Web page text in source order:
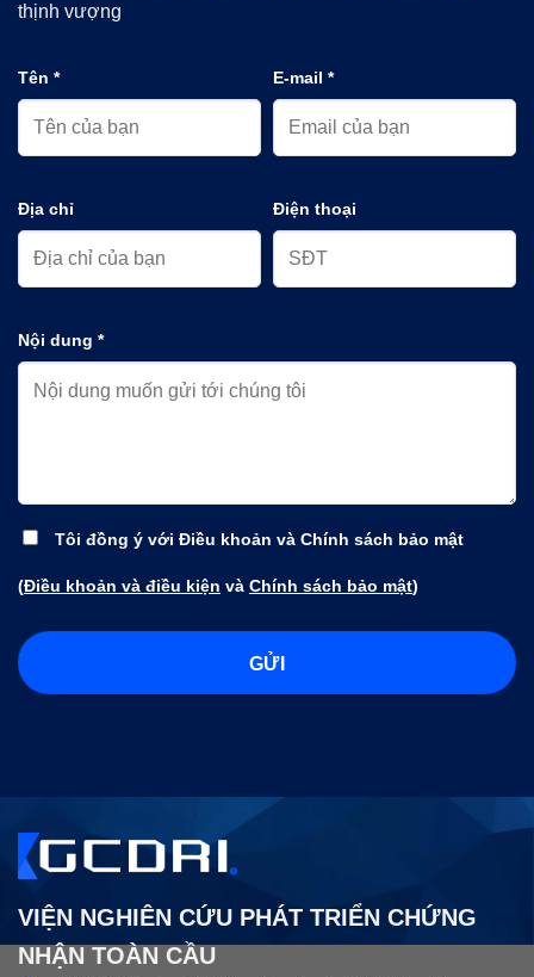
thịnh vượng
Tên * E-mail *
Địa chỉ Điện thoại
Nội dung *
Tôi đồng ý với Điều khoản và Chính sách bảo mật
(Điều khoản và điều kiện và Chính sách bảo mật)
VIỆN NGHIÊN CỨU PHÁT TRIỂN CHỨNG
NHẬN TOÀN CẦU